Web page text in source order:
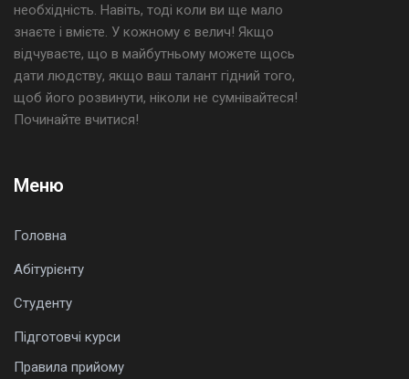
необхідність. Навіть, тоді коли ви ще мало
знаєте і вмієте. У кожному є велич! Якщо
відчуваєте, що в майбутньому можете щось
дати людству, якщо ваш талант гідний того,
щоб його розвинути, ніколи не сумнівайтеся!
Починайте вчитися!
Меню
Головна
Абітурієнту
Студенту
Підготовчі курси
Правила прийому